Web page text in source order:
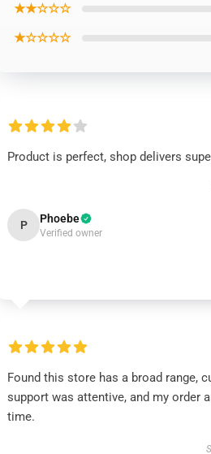
★★☆☆☆
★☆☆☆☆
Product is perfect, shop delivers
P Phoebe
Verified owner
Found this store has a broad range,
support was attentive, and my order
time.